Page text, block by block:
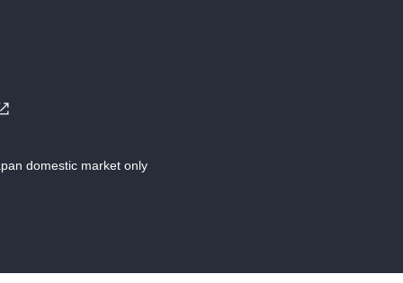
domestic market only